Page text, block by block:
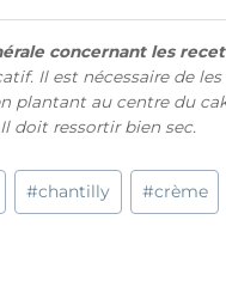
concernant les
Il est nécessaire de
plantant au centre du
doit ressortir bien sec.
#chantilly #crème